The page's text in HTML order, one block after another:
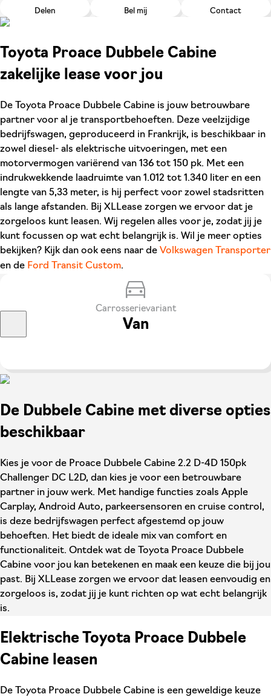
Delen Bel mij Contact
Toyota Proace Dubbele Cabine
zakelijke lease voor jou
De Toyota Proace Dubbele Cabine is jouw betrouwbare
partner voor al je transportbehoeften. Deze veelzijdige
bedrijfswagen, geproduceerd in Frankrijk, is beschikbaar in
zowel diesel- als elektrische uitvoeringen, met een
motorvermogen variërend van 136 tot 150 pk. Met een
indrukwekkende laadruimte van 1.012 tot 1.340 liter en een
lengte van 5,33 meter, is hij perfect voor zowel stadsritten
als lange afstanden. Bij XLLease zorgen we ervoor dat je
zorgeloos kunt leasen. Wij regelen alles voor je, zodat jij je
kunt focussen op wat echt belangrijk is. Wil je meer opties
bekijken? Kijk dan ook eens naar de Volkswagen Transporter
en de Ford Transit Custom.
Carrosserievariant
Van
De Dubbele Cabine met diverse opties
beschikbaar
Kies je voor de Proace Dubbele Cabine 2.2 D-4D 150pk
Challenger DC L2D, dan kies je voor een betrouwbare
partner in jouw werk. Met handige functies zoals Apple
Carplay, Android Auto, parkeersensoren en cruise control,
is deze bedrijfswagen perfect afgestemd op jouw
behoeften. Het biedt de ideale mix van comfort en
functionaliteit. Ontdek wat de Toyota Proace Dubbele
Cabine voor jou kan betekenen en maak een keuze die bij jou
past. Bij XLLease zorgen we ervoor dat leasen eenvoudig en
zorgeloos is, zodat jij je kunt richten op wat echt belangrijk
is.
Elektrische Toyota Proace Dubbele
Cabine leasen
De Toyota Proace Dubbele Cabine is een geweldige keuze